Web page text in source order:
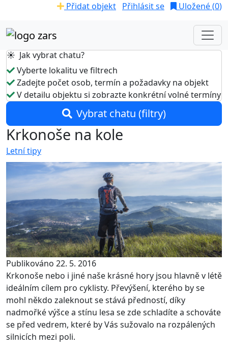
Přidat objekt Přihlásit se Uložené (0)
☀️ Jak vybrat chatu?
Vyberte lokalitu ve filtrech
Zadejte počet osob, termín a požadavky na objekt
V detailu objektu si zobrazte konkrétní volné termíny
Vybrat chatu (filtry)
Krkonoše na kole
Letní tipy
Publikováno 22. 5. 2016
Krkonoše nebo i jiné naše krásné hory jsou hlavně v létě
ideálním cílem pro cyklisty. Převýšení, kterého by se
mohl někdo zaleknout se stává předností, díky
nadmořké výšce a stínu lesa se zde schladíte a schováte
se před vedrem, které by Vás sužovalo na rozpálených
silnicích mezi poli.